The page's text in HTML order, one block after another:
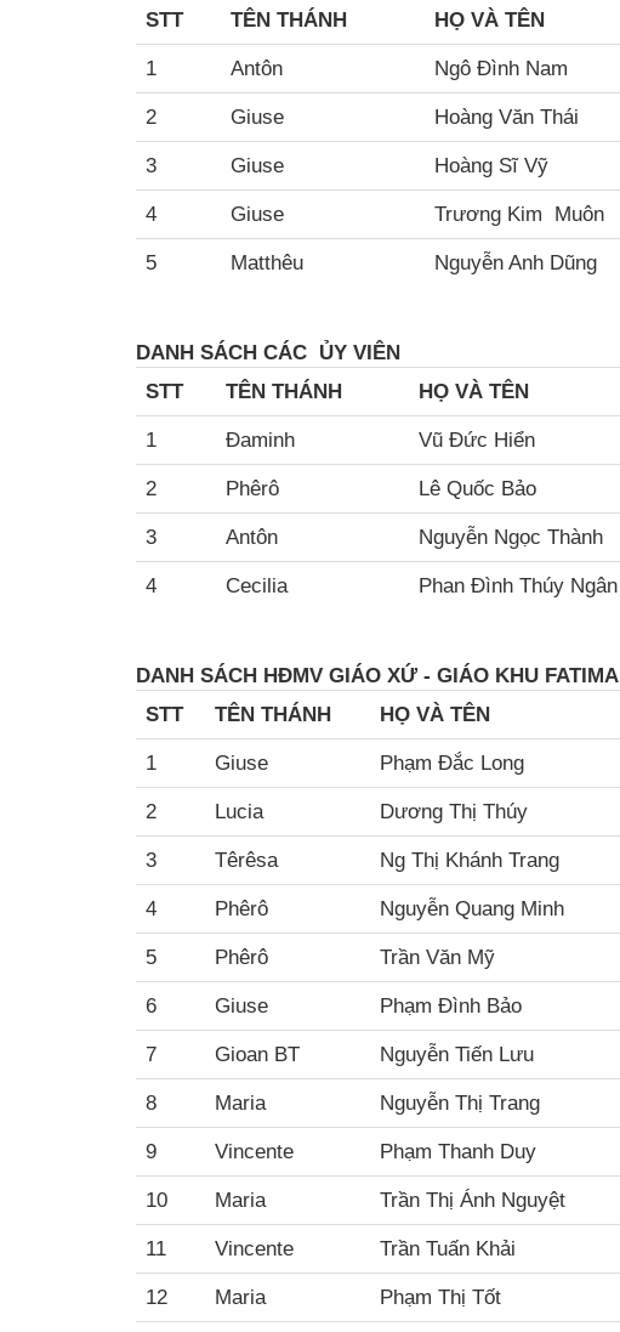
STT
TÊN THÁNH HỌ VÀ TÊN
1 Antôn Ngô Đình Nam
2 Giuse Hoàng Văn Thái
3 Giuse Hoàng Sĩ Vỹ
4 Giuse Trương Kim Muôn
5 Matthêu Nguyễn Anh Dũng
DANH SÁCH CÁC ỦY VIÊN
STT
TÊN THÁNH HỌ VÀ TÊN
1 Đaminh Vũ Đức Hiển
2 Phêrô Lê Quốc Bảo
3 Antôn Nguyễn Ngọc Thành
4 Cecilia Phan Đình Thúy Ngân
DANH SÁCH HĐMV GIÁO XỨ - GIÁO KHU FATIMA
STT
TÊN THÁNH HỌ VÀ TÊN
1 Giuse Phạm Đắc Long
2 Lucia Dương Thị Thúy
3 Têrêsa Ng Thị Khánh Trang
4 Phêrô Nguyễn Quang Minh
5 Phêrô Trần Văn Mỹ
6 Giuse Phạm Đình Bảo
7 Gioan BT Nguyễn Tiến Lưu
8 Maria Nguyễn Thị Trang
9 Vincente Phạm Thanh Duy
10 Maria Trần Thị Ánh Nguyệt
11 Vincente Trần Tuấn Khải
12 Maria Phạm Thị Tốt